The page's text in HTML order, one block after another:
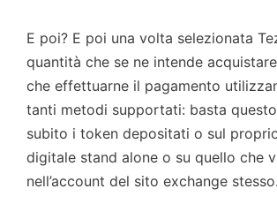
E poi? E poi una volta selezionata
quantità che se ne intende
che effettuarne il pagamento
tanti metodi supportati: basta
subito i token depositati o sul
digitale stand alone o su quello che
nell’account del sito exchange stesso.